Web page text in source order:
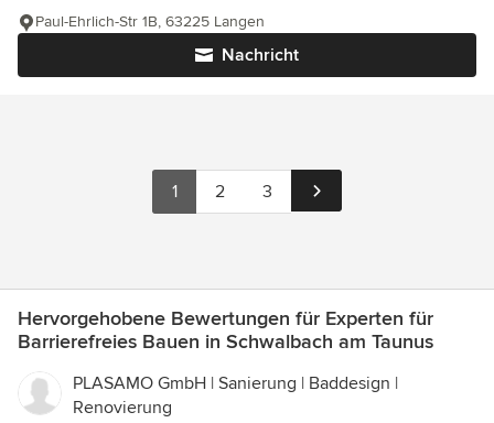
Nachricht
Paul-Ehrlich-Str 1B, 63225 Langen
1 2 3
Hervorgehobene Bewertungen für Experten für
Barrierefreies Bauen in Schwalbach am Taunus
PLASAMO GmbH | Sanierung | Baddesign |
Renovierung